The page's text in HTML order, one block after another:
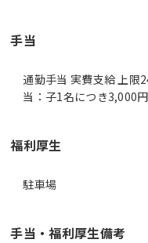
手当
通勤手当 実費支給 上限
当：子1名につき3,000
福利厚生
駐車場
手当・福利厚生備考